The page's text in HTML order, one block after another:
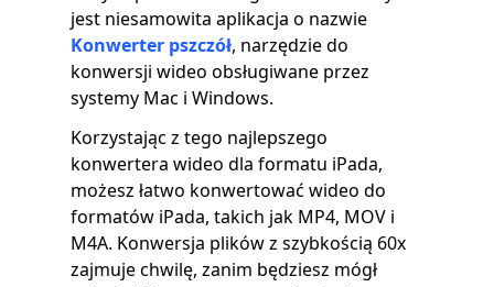
jest niesamowita aplikacja o nazwie
Konwerter pszczół, narzędzie do
konwersji wideo obsługiwane przez
systemy Mac i Windows.
Korzystając z tego najlepszego
konwertera wideo dla formatu iPada,
możesz łatwo konwertować wideo do
formatów iPada, takich jak MP4, MOV i
M4A. Konwersja plików z szybkością 60x
zajmuje chwilę, zanim będziesz mógł